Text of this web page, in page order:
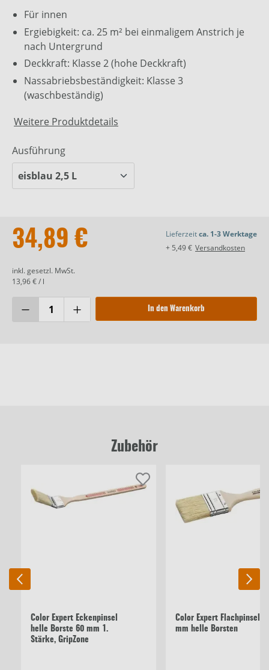
Für innen
Ergiebigkeit: ca. 25 m² bei einmaligem Anstrich je
nach Untergrund
Deckkraft: Klasse 2 (hohe Deckkraft)
Nassabriebsbeständigkeit: Klasse 3
(waschbeständig)
Weitere Produktdetails
Ausführung
34,89 €
inkl. gesetzl. MwSt.
13,96 € / l
Lieferzeitca. 1-3 Werktage
+ 5,49 € Versandkosten
In den Warenkorb
Zubehör
Color Expert Eckenpinsel
helle Borste 60 mm 1.
Stärke, GripZone
Color Expert Flachpinsel
mm helle Borsten